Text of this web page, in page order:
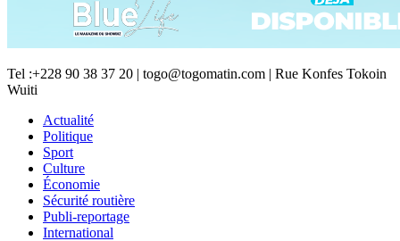
Tel :+228 90 38 37 20 | togo@togomatin.com | Rue Konfes Tokoin
Wuiti
Actualité
Politique
Sport
Culture
Économie
Sécurité routière
Publi-reportage
International